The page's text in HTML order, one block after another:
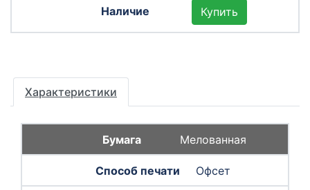
Купить
Характеристики
Мелованная
Офсет